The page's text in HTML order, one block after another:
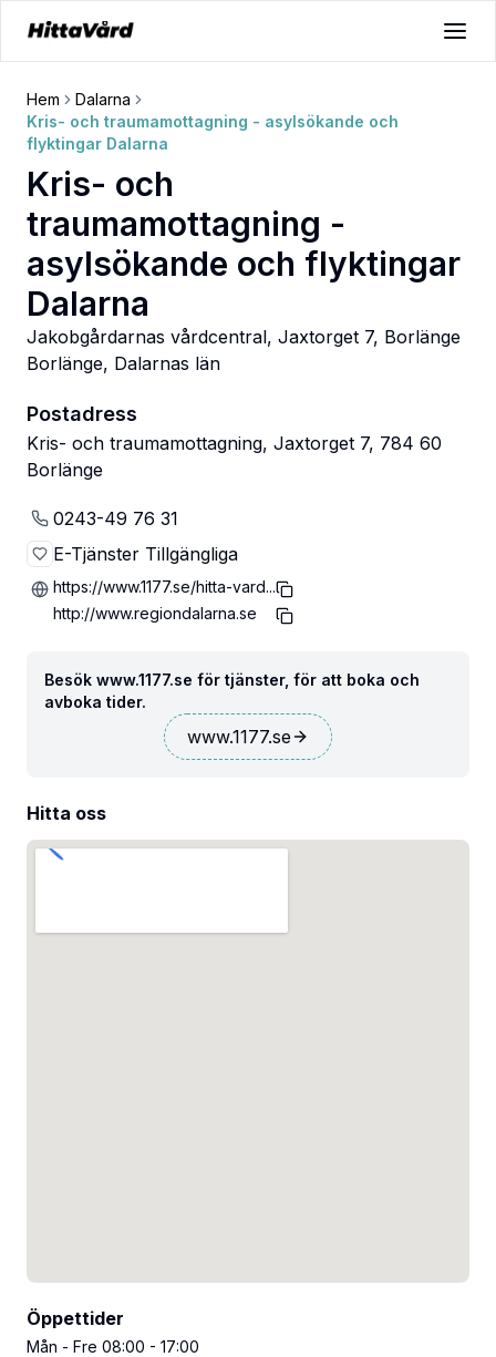
Hem
Dalarna
Kris- och traumamottagning - asylsökande och
flyktingar Dalarna
Kris- och
traumamottagning -
asylsökande och flyktingar
Dalarna
Jakobgårdarnas vårdcentral, Jaxtorget 7, Borlänge
Borlänge, Dalarnas län
Postadress
Kris- och traumamottagning, Jaxtorget 7, 784 60
Borlänge
0243-49 76 31
E-Tjänster Tillgängliga
https://www.1177.se/hitta-vard...
http://www.regiondalarna.se
Besök www.1177.se för tjänster, för att boka och
avboka tider.
www.1177.se
Hitta oss
Öppettider
Mån - Fre 08:00 - 17:00